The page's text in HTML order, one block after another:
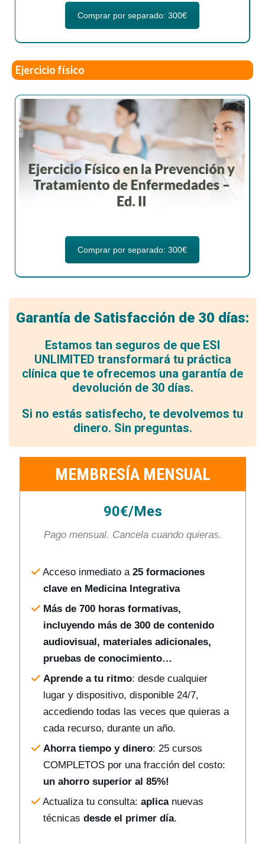
Comprar por separado: 300€
Ejercicio físico
Comprar por separado: 300€
Garantía de Satisfacción de 30 días:
Estamos tan seguros de que ESI
UNLIMITED transformará tu práctica
clínica que te ofrecemos una garantía de
devolución de 30 días.
Si no estás satisfecho, te devolvemos tu
dinero. Sin preguntas.
MEMBRESÍA MENSUAL
90€/Mes
Pago mensual. Cancela cuando quieras.
Acceso inmediato a 25 formaciones
clave en Medicina Integrativa
Más de 700 horas formativas,
incluyendo más de 300 de contenido
audiovisual, materiales adicionales,
pruebas de conocimiento…
Aprende a tu ritmo: desde cualquier
lugar y dispositivo, disponible 24/7,
accediendo todas las veces que quieras a
cada recurso, durante un año.
Ahorra tiempo y dinero: 25 cursos
COMPLETOS por una fracción del costo:
un ahorro superior al 85%!
Actualiza tu consulta: aplica nuevas
técnicas desde el primer día.